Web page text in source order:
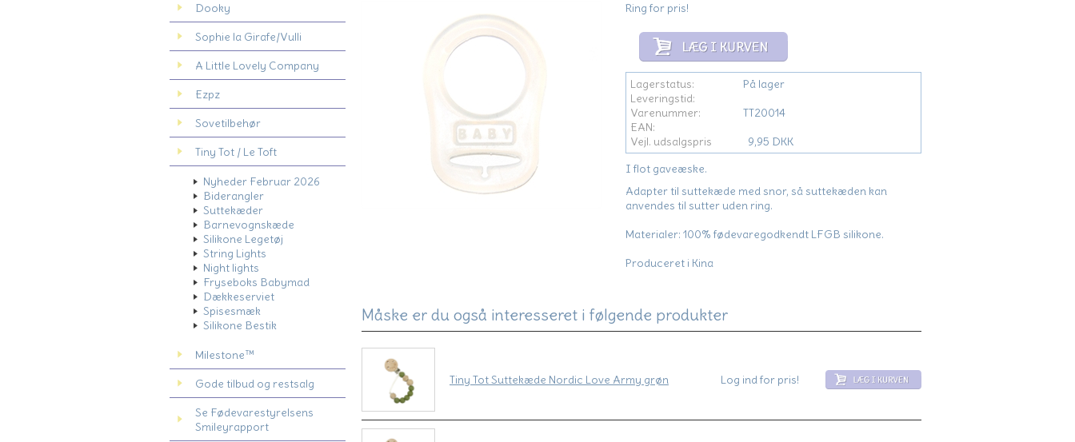
Dooky
Sophie la Girafe/Vulli
A Little Lovely Company
Ezpz
Sovetilbehør
Tiny Tot / Le Toft
Nyheder Februar 2026
Biderangler
Suttekæder
Barnevognskæde
Silikone Legetøj
String Lights
Night lights
Fryseboks Babymad
Dækkeserviet
Spisesmæk
Silikone Bestik
Milestone™
Gode tilbud og restsalg
Se Fødevarestyrelsens
Smileyrapport
Ring for pris!
Lagerstatus:
På lager
Leveringstid:
Varenummer:
TT20014
EAN:
Vejl. udsalgspris
9,95 DKK
I flot gaveæske.
Adapter til suttekæde med snor, så suttekæden kan
anvendes til sutter uden ring.
Materialer: 100% fødevaregodkendt LFGB silikone.
Produceret i Kina
Måske er du også interesseret i følgende produkter
Tiny Tot Suttekæde Nordic Love Army grøn Log ind for pris!